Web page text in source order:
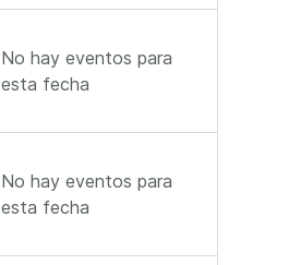
No hay eventos para
esta fecha
No hay eventos para
esta fecha